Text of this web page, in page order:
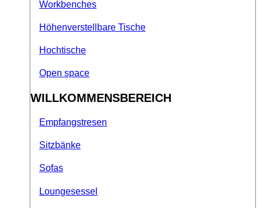
Workbenches
Höhenverstellbare Tische
Hochtische
Open space
WILLKOMMENSBEREICH
Empfangstresen
Sitzbänke
Sofas
Loungesessel